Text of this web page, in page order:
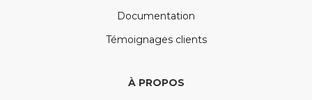
Documentation
Témoignages clients
À PROPOS